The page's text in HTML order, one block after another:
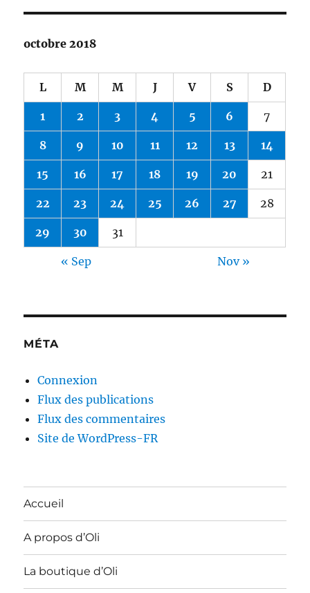
octobre 2018
L M M J V S D
1 2 3 4 5 6 7
8 9 10 11 12 13 14
15 16 17 18 19 20 21
22 23 24 25 26 27 28
29 30 31
« Sep Nov »
MÉTA
Connexion
Flux des publications
Flux des commentaires
Site de WordPress-FR
Accueil
A propos d’Oli
La boutique d’Oli